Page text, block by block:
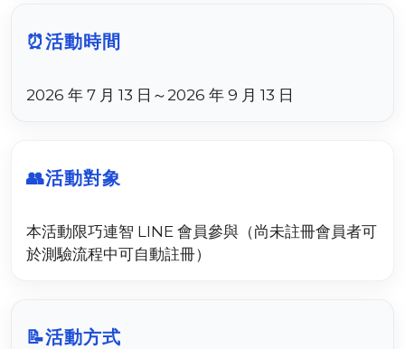
⏰活動時間
2026 年 7 月 13 日～2026 年 9 月 13 日
👥活動對象
本活動限巧連智 LINE 會員參與（尚未註冊會員者可
於測驗流程中可自動註冊）
📝活動方式